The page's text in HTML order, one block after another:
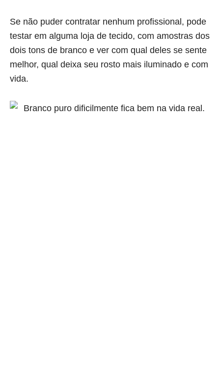
Se não puder contratar nenhum profissional, pode
testar em alguma loja de tecido, com amostras dos
dois tons de branco e ver com qual deles se sente
melhor, qual deixa seu rosto mais iluminado e com
vida.